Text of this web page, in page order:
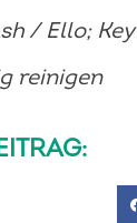
/ Ello;
reinigen